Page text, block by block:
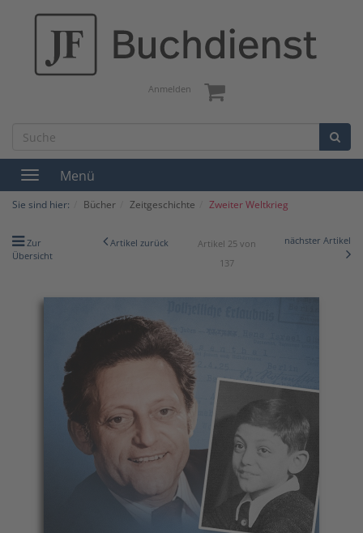
Anmelden
Toggle
navigation
Menü
Sie sind hier: Bücher Zeitgeschichte Zweiter Weltkrieg
Zur
Übersicht
Artikel zurück
Artikel 25 von
137
nächster Artikel